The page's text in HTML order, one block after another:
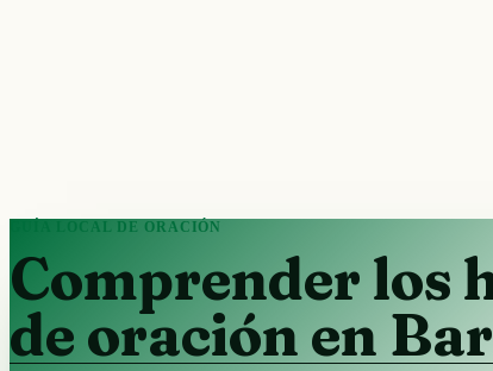
GUÍA LOCAL DE ORACIÓN
Comprender los
de oración en